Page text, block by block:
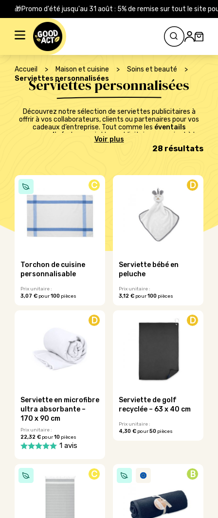
🎁Promo d'été jusqu'au 31 août : 5% de remise sur tout le site
Rechercher :
Accueil > Maison et cuisine > Soins et beauté
>
Serviettes personnalisées
Serviettes personnalisées
Découvrez notre sélection de serviettes publicitaires à
offrir à vos collaborateurs, clients ou partenaires pour vos
cadeaux d’entreprise. Tout comme les éventails
personnalisés
, les serviettes publicitaires renvoient à la
période estivale. Lorsqu’ils recevront ce présent, vos
collaborateurs pourront par exemple se remémorer leur
notre sélection vous pouvez notamment trouver des
serviettes écoconçues et ou Made in Europe. Cela signifie
qu’elles ont été conçue dans un soucis de durabilité. De plus,
ces serviettes publicitaires sont fabriquées à partir de
matières naturelles et ou recyclée comme le coton. Vous
faites donc un cadeau plus respectueux de l’environnement
et affirmez notamment votre conscience écologique. Pour
emmener ce cadeau à un autre niveau, personnalisez le
avec le logo de votre entreprise.
28 résultats
C
Torchon de cuisine
personnalisable
Prix unitaire :
3,07 € pour100 pièces
D
Serviette bébé en
peluche
Prix unitaire :
3,12 €pour100pièces
sur
page
du
produit
D
Serviette en microfibre
ultra absorbante –
170 x 90 cm
Prix unitaire :
22,32 € pour10 pièces
1 avis
produit
a
plusieurs
D
Serviette de golf
recyclée – 63 x 40 cm
Prix unitaire :
4,30 €pour50pièces
C B